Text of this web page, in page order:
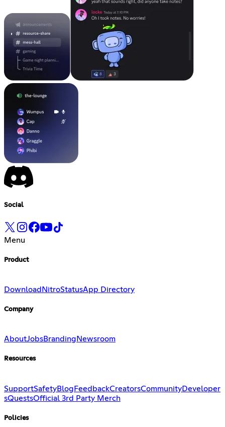
Social
Menu
Product
Download NitroStatusApp Directory
Company
AboutJobsBranding Newsroom
Resources
SupportSafetyBlogFeedbackCreatorsCommunityDeveloper
sQuestsOfficial 3rd Party Merch
Policies